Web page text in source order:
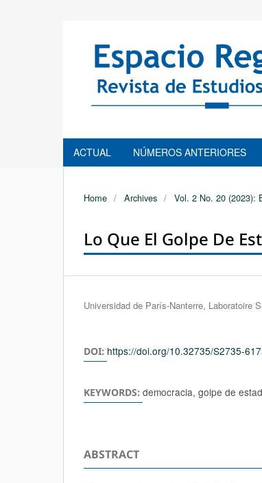
ACTUAL NÚMEROS ANTERIORES
Home / Archives / Vol. 2 No. 20 (2023):
Lo Que El Golpe De
Authors
Universidad de París-Nanterre, Laboratoire
DOI: https://doi.org/10.32735/S2735-
KEYWORDS: democracia, golpe de
ABSTRACT